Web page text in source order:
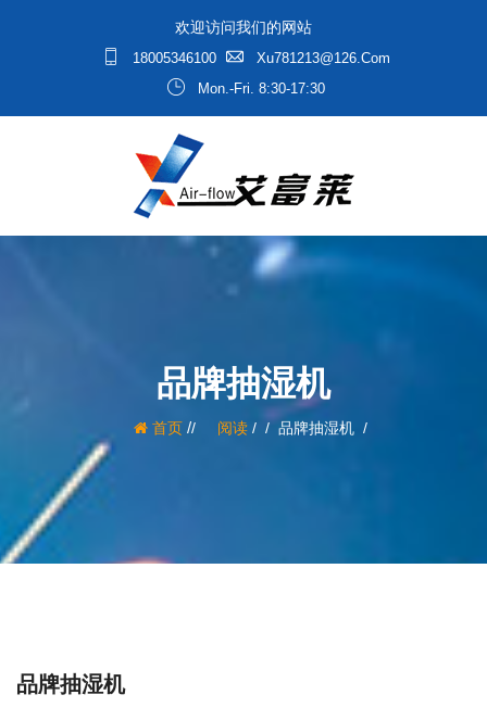
欢迎访问我们的网站
18005346100
Xu781213@126.com
Mon.-Fri. 8:30-17:30
品牌抽湿机
首页/ 阅读/ 品牌抽湿机
品牌抽湿机